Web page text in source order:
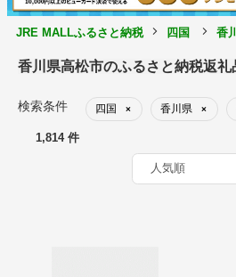
JRE MALLふるさと納税 四国 香
香川県高松市のふるさと納税返礼
検索条件 四国 × 香川県 ×
1,814 件